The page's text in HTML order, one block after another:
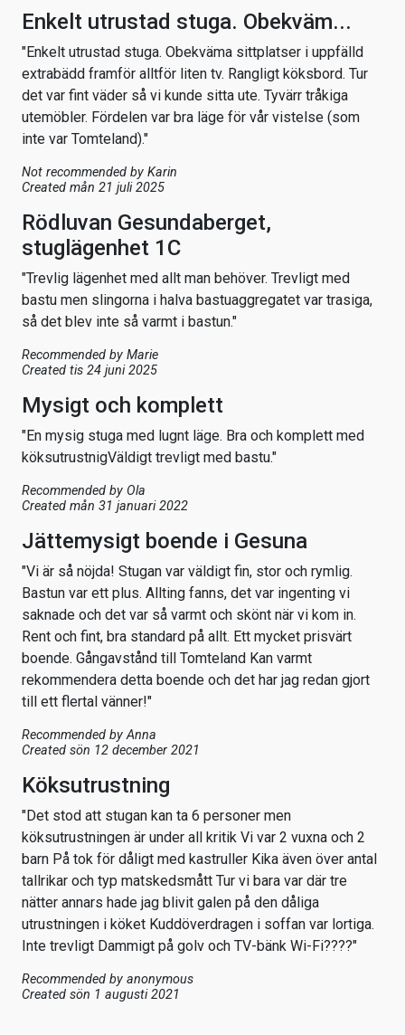
Enkelt utrustad stuga. Obekväm...
"Enkelt utrustad stuga. Obekväma sittplatser i uppfälld
extrabädd framför alltför liten tv. Rangligt köksbord. Tur
det var fint väder så vi kunde sitta ute. Tyvärr tråkiga
utemöbler. Fördelen var bra läge för vår vistelse (som
inte var Tomteland)."
Not recommended by Karin
Created mån 21 juli 2025
Rödluvan Gesundaberget,
stuglägenhet 1C
"Trevlig lägenhet med allt man behöver. Trevligt med
bastu men slingorna i halva bastuaggregatet var trasiga,
så det blev inte så varmt i bastun."
Recommended by Marie
Created tis 24 juni 2025
Mysigt och komplett
"En mysig stuga med lugnt läge. Bra och komplett med
köksutrustnigVäldigt trevligt med bastu."
Recommended by Ola
Created mån 31 januari 2022
Jättemysigt boende i Gesuna
"Vi är så nöjda! Stugan var väldigt fin, stor och rymlig.
Bastun var ett plus. Allting fanns, det var ingenting vi
saknade och det var så varmt och skönt när vi kom in.
Rent och fint, bra standard på allt. Ett mycket prisvärt
boende. Gångavstånd till Tomteland Kan varmt
rekommendera detta boende och det har jag redan gjort
till ett flertal vänner!"
Recommended byAnna
Created sön 12 december 2021
Köksutrustning
"Det stod att stugan kan ta 6 personer men
köksutrustningen är under all kritik Vi var 2 vuxna och 2
barn På tok för dåligt med kastruller Kika även över antal
tallrikar och typ matskedsmått Tur vi bara var där tre
nätter annars hade jag blivit galen på den dåliga
utrustningen i köket Kuddöverdragen i soffan var lortiga.
Inte trevligt Dammigt på golv och TV-bänk Wi-Fi????"
Recommended by anonymous
Created sön 1 augusti 2021